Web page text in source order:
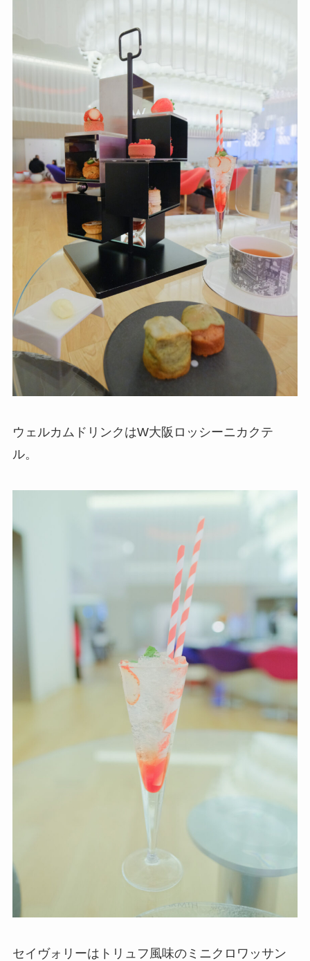
ウェルカムドリンクはW大阪ロッシーニカクテ
ル。
セイヴォリーはトリュフ風味のミニクロワッサン